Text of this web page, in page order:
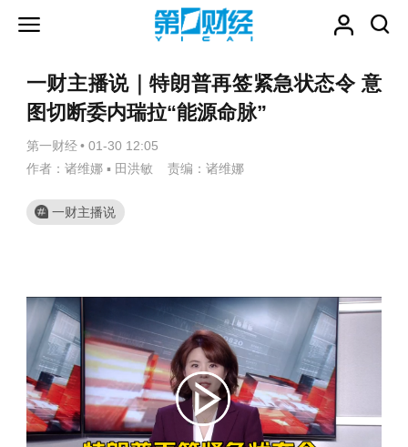
一财主播说｜特朗普再签紧急状态令 意
图切断委内瑞拉“能源命脉”
第一财经 • 01-30 12:05
作者：诸维娜 ▪ 田洪敏 责编：诸维娜
一财主播说